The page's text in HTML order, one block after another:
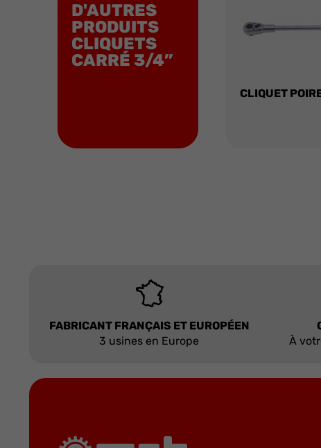
D'AUTRES
PRODUITS
CLIQUETS
CARRÉ 3/4”
CLIQUET
FABRICANT FRANÇAIS ET EUROPÉEN
3 usines en Europe
À